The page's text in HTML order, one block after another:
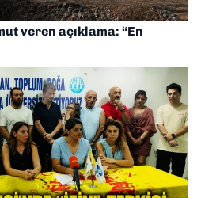
veren açıklama: “En